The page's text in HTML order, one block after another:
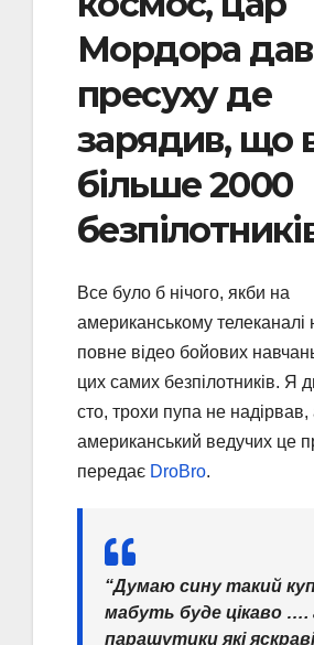
Мордора дав
пресуху де
зарядив, що
більше 2000
Все було б нічого, якби на
американському телеканалі
повне відео бойових
цих самих безпілотників. Я
сто, трохи пупа не надірвав,
американський ведучих це
передає DroBro.
“Думаю сину такий
мабуть буде цікаво ….
парашутики які